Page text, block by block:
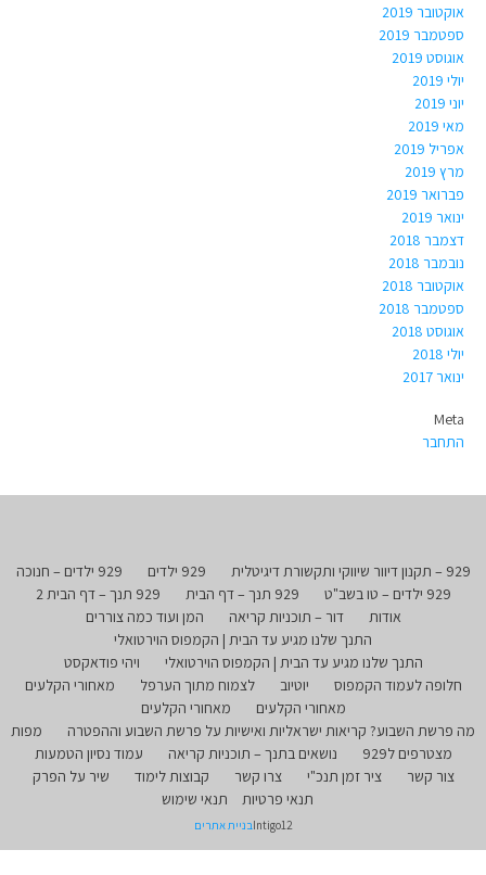
אוקטובר 2019
ספטמבר 2019
אוגוסט 2019
יולי 2019
יוני 2019
מאי 2019
אפריל 2019
מרץ 2019
פברואר 2019
ינואר 2019
דצמבר 2018
נובמבר 2018
אוקטובר 2018
ספטמבר 2018
אוגוסט 2018
יולי 2018
ינואר 2017
Meta
התחבר
929 – תקנון דיוור שיווקי ותקשורת דיגיטלית 929 ילדים
929 ילדים – חנוכה
929 ילדים – טו בשב"ט
929 תנך – דף הבית
929 תנך – דף הבית 2
אודות
דור – תוכניות קריאה
המן ועוד כמה צוררים
התנך שלנו מגיע עד הבית | הקמפוס הוירטואלי
התנך שלנו מגיע עד הבית | הקמפוס הוירטואלי
ויהי פודאקסט
חלופה לעמוד הקמפוס
יוטיוב לצמוח מתוך הערפל
מאחורי הקלעים
מאחורי הקלעים
מאחורי הקלעים
מה פרשת השבוע? קריאות ישראליות ואישיות על פרשת השבוע וההפטרה
מפות
מצטרפים ל929
נושאים בתנך – תוכניות קריאה
עמוד נסיון הטמעות
צור קשר
ציר זמן תנכ"י צרו קשר קבוצות לימוד
שיר על הפרק
תנאי פרטיות
תנאי שימוש
Intigo12בניית אתרים